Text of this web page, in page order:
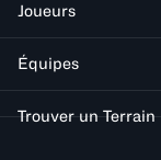
Joueurs
Équipes
Trouver un Terrain